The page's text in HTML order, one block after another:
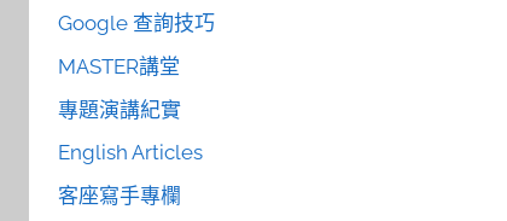
Google 查詢技巧
MASTER講堂
專題演講紀實
English Articles
客座寫手專欄